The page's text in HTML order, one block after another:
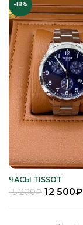
-18%
ЧАСЫ TISSOT
15 200₽ 12 500₽